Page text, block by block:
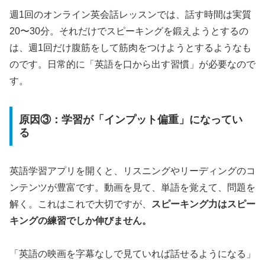
週1回のオンライン英会話レッスンでは、話す時間は実質
20〜30分。それだけでスピーキングを鍛えようとするの
は、週1回だけ腹筋をして筋肉をつけようとするようなも
のです。日常的に「英語を口から出す習慣」が必要なので
す。
原因③：学習が「インプット偏重」になってい
る
英語学習アプリを開くと、リスニングやリーディングのコ
ンテンツが豊富です。動画を見て、単語を覚えて、問題を
解く。これはこれで大切ですが、
スピーキング力はスピー
キングの練習でしか伸びません。
「英語の映画を字幕なしで見ていれば話せるようになる」